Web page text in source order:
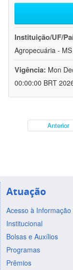
Instituição/UF/
Agropecuária -
Vigência: Mon
00:00:00 BRT
Anterior
Atuação
Acesso à Informação
Institucional
Bolsas e Auxílios
Programas
Prêmios